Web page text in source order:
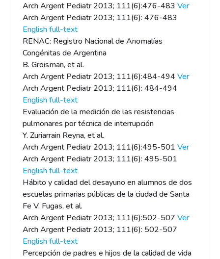
Arch Argent Pediatr 2013; 111(6):476-483 Ver
Arch Argent Pediatr 2013; 111(6): 476-483
English full-text
RENAC: Registro Nacional de Anomalías
Congénitas de Argentina
B. Groisman, et al.
Arch Argent Pediatr 2013; 111(6):484-494 Ver
Arch Argent Pediatr 2013; 111(6): 484-494
English full-text
Evaluación de la medición de las resistencias
pulmonares por técnica de interrupción
Y. Zuriarrain Reyna, et al.
Arch Argent Pediatr 2013; 111(6):495-501 Ver
Arch Argent Pediatr 2013; 111(6): 495-501
English full-text
Hábito y calidad del desayuno en alumnos de dos
escuelas primarias públicas de la ciudad de Santa
Fe V. Fugas, et al.
Arch Argent Pediatr 2013; 111(6):502-507 Ver
Arch Argent Pediatr 2013; 111(6): 502-507
English full-text
Percepción de padres e hijos de la calidad de vida